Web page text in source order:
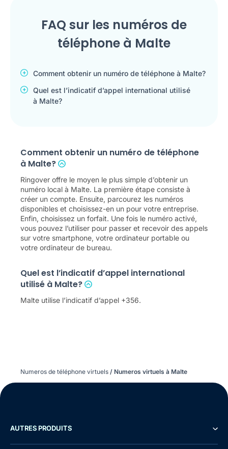
FAQ sur les numéros de
téléphone à Malte
Comment obtenir un numéro de téléphone à Malte?
Quel est l’indicatif d’appel international utilisé
à Malte?
Comment obtenir un numéro de téléphone
à Malte?
Ringover offre le moyen le plus simple d’obtenir un
numéro local à Malte. La première étape consiste à
créer un compte. Ensuite, parcourez les numéros
disponibles et choisissez-en un pour votre entreprise.
Enfin, choisissez un forfait. Une fois le numéro activé,
vous pouvez l’utiliser pour passer et recevoir des appels
sur votre smartphone, votre ordinateur portable ou
votre ordinateur de bureau.
Quel est l’indicatif d’appel international
utilisé à Malte?
Malte utilise l’indicatif d’appel +356.
Numeros de téléphone virtuels / Numeros virtuels à Malte
AUTRES PRODUITS